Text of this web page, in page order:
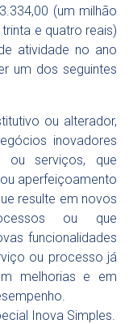
(um milhão
e quatro reais)
atividade no ano
um dos seguintes
ou alterador,
inovadores
serviços, que
aperfeiçoamento
resulte em novos
ou que
funcionalidades
ou processo já
melhorias e em
Inova Simples.